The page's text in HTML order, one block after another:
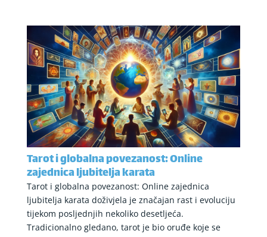
Tarot i globalna povezanost: Online
zajednica ljubitelja karata
Tarot i globalna povezanost: Online zajednica
ljubitelja karata doživjela je značajan rast i evoluciju
tijekom posljednjih nekoliko desetljeća.
Tradicionalno gledano, tarot je bio oruđe koje se